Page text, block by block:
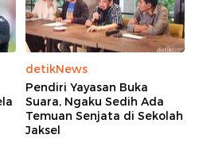
detikNews
Pendiri Yayasan Buka
Suara, Ngaku Sedih Ada
Temuan Senjata di Sekolah
Jaksel